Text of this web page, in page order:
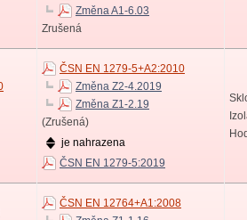
Změna A1-6.03
Zrušená
ČSN EN 1279-5+A2:2010
Změna Z2-4.2019
Změna Z1-2.19
(Zrušená)
je nahrazena
ČSN EN 1279-5:2019
ČSN EN 12764+A1:2008